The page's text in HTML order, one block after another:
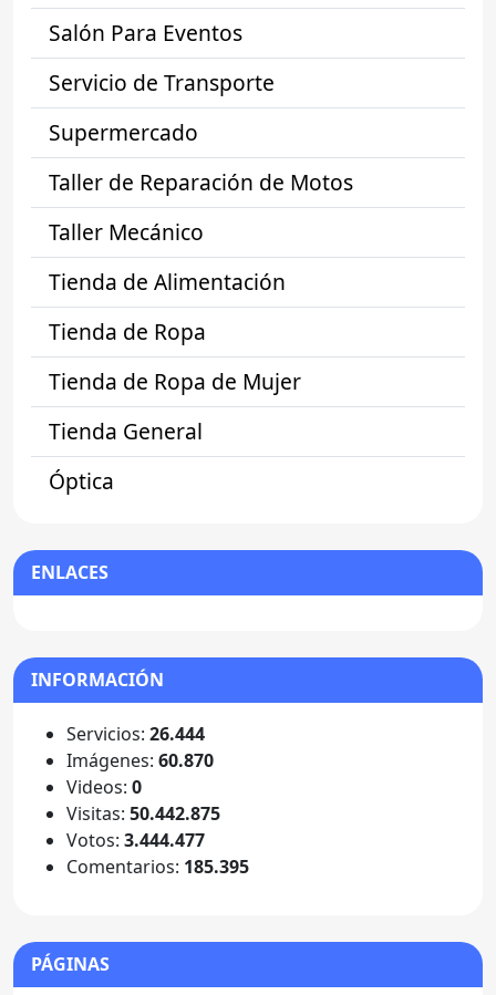
Salón Para Eventos
Servicio de Transporte
Supermercado
Taller de Reparación de Motos
Taller Mecánico
Tienda de Alimentación
Tienda de Ropa
Tienda de Ropa de Mujer
Tienda General
Óptica
ENLACES
INFORMACIÓN
Servicios: 26.444
Imágenes: 60.870
Videos: 0
Visitas: 50.442.875
Votos: 3.444.477
Comentarios: 185.395
PÁGINAS